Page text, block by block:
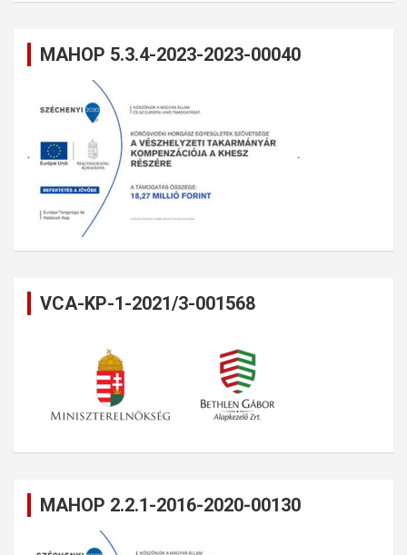
MAHOP 5.3.4-2023-2023-00040
VCA-KP-1-2021/3-001568
MAHOP 2.2.1-2016-2020-00130